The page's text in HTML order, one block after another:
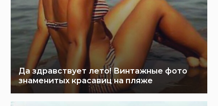
Да здравствует лето! Винтажные фото
знаменитых красавиц на пляже